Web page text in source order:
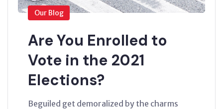
Our Blog
Are You Enrolled to
Vote in the 2021
Elections?
Beguiled get demoralized by the charms